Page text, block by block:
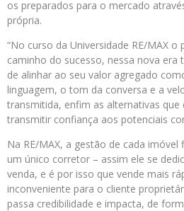
os preparados para o mercado
própria.
“No curso da Universidade RE/MAX o
caminho do sucesso, nessa nova
de alinhar ao seu valor agregado
linguagem, o tom da conversa e a
transmitida, enfim as alternativas
transmitir confiança aos potenciais
Na RE/MAX, a gestão de cada
um único corretor – assim ele se
venda, e é por isso que vende mais
inconveniente para o cliente
passa credibilidade e impacta, de